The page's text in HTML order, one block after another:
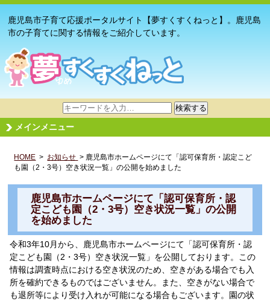
鹿児島市子育て応援ポータルサイト【夢すくすくねっと】。鹿児島
市の子育てに関する情報をご紹介しています。
サ
イ
ト
検
索
検索する
メインメニュー
HOME > お知らせ > 鹿児島市ホームページにて「認可保育所・認定こど
も園（2・3号）空き状況一覧」の公開を始めました
鹿児島市ホームページにて「認可保育所・認
定こども園（2・3号）空き状況一覧」の公開
を始めました
令和3年10月から、鹿児島市ホームページにて「認可保育所・認
定こども園（2・3号）空き状況一覧」を公開しております。この
情報は調査時点における空き状況のため、空きがある場合でも入
所を確約できるものではございません。また、空きがない場合で
も退所等により受け入れが可能になる場合もございます。園の状